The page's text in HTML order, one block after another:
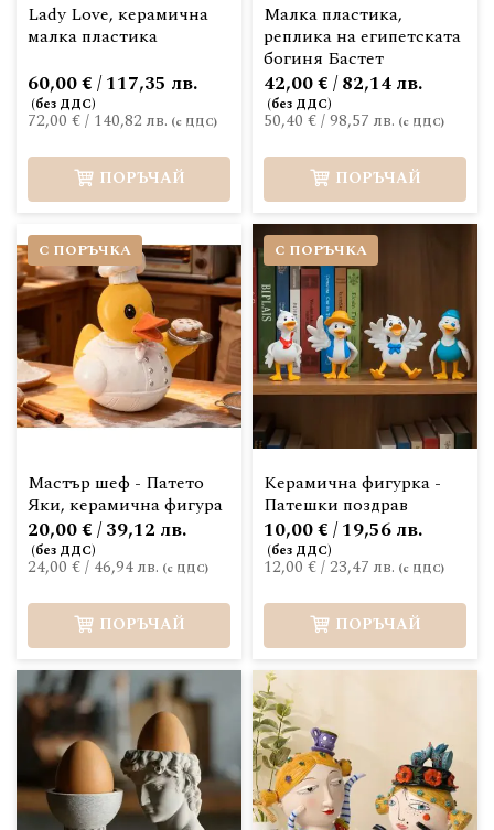
Lady Love, керамична
малка пластика
72,00 €/ 140,82 лв.
60,00 € / 117,35 лв.
ПОРЪЧАЙ
Малка пластика,
реплика на египетската
богиня Бастет
50,40 €/98,57 лв.
42,00 € / 82,14 лв.
ПОРЪЧАЙ
С ПОРЪЧКА
Мастър шеф - Патето
Яки, керамична фигура
24,00 €/ 46,94 лв.
20,00 € / 39,12 лв.
ПОРЪЧАЙ
С ПОРЪЧКА
Керамична фигурка -
Патешки поздрав
12,00 €/23,47 лв.
10,00 € / 19,56 лв.
ПОРЪЧАЙ